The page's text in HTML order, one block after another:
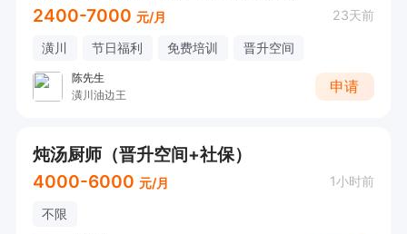
2400-7000 元/月 23天前
潢川 节日福利 免费培训 晋升空间
陈先生
潢川油边王
申请
炖汤厨师（晋升空间+社保）
4000-6000 元/月 1小时前
不限